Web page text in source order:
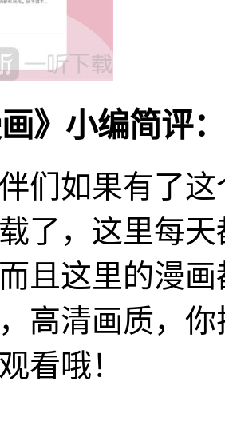
》小编简评：
们如果有了
了，这里每
且这里的漫
高清画质，
看哦！